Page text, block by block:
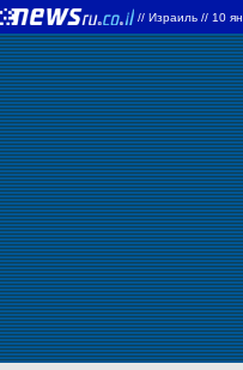
// Израиль // 10